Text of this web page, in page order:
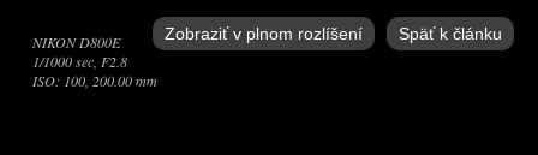
Zobraziť v plnom rozlíšení Späť k článku
NIKON D800E
1/1000 sec, F2.8
ISO: 100, 200.00 mm